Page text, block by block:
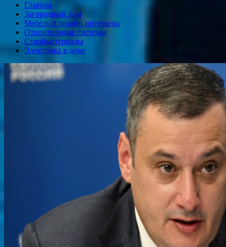
Главная
Загородный дом
Мебель и дизайн интерьера
Отопительные системы
Стройматериалы
Электрика в доме